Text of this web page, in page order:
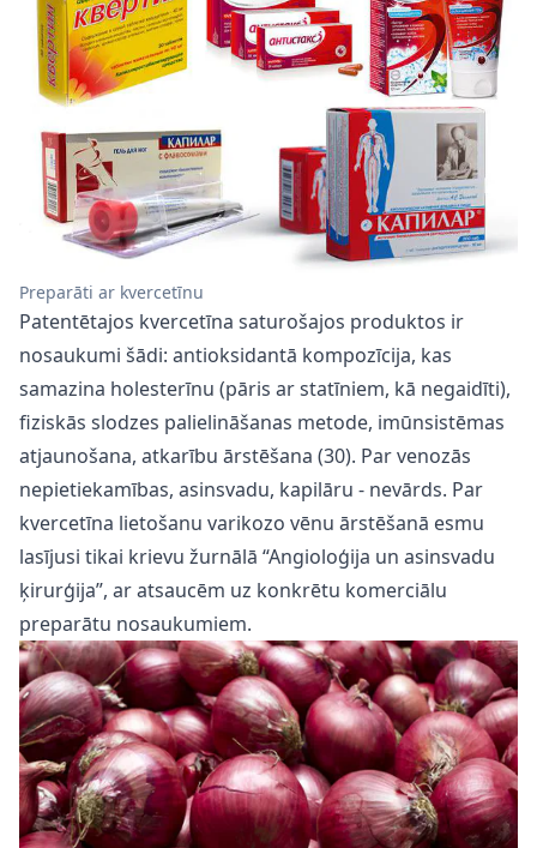
Preparāti ar kvercetīnu
Patentētajos kvercetīna saturošajos produktos ir
nosaukumi šādi: antioksidantā kompozīcija, kas
samazina holesterīnu (pāris ar statīniem, kā negaidīti),
fiziskās slodzes palielināšanas metode, imūnsistēmas
atjaunošana, atkarību ārstēšana (30). Par venozās
nepietiekamības, asinsvadu, kapilāru - nevārds. Par
kvercetīna lietošanu varikozo vēnu ārstēšanā esmu
lasījusi tikai krievu žurnālā “Angioloģija un asinsvadu
ķirurģija”, ar atsaucēm uz konkrētu komerciālu
preparātu nosaukumiem.